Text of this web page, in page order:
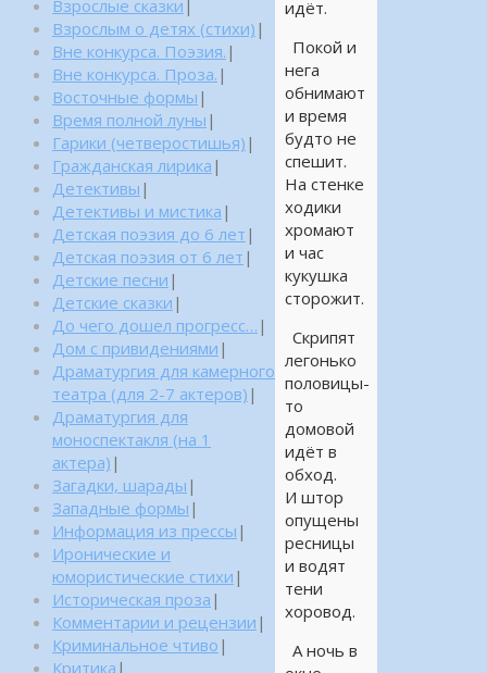
идёт.
Покой и
нега
обнимают
и время
будто не
спешит.
На стенке
ходики
хромают
и час
кукушка
сторожит.
Скрипят
легонько
половицы-
то
домовой
идёт в
обход.
И штор
опущены
ресницы
и водят
тени
хоровод.
А ночь в
Взрослые сказки |
Взрослым о детях (стихи) |
Вне конкурса. Поэзия. |
Вне конкурса. Проза. |
Восточные формы |
Время полной луны |
Гарики (четверостишья) |
Гражданская лирика |
Детективы |
Детективы и мистика |
Детская поэзия до 6 лет |
Детская поэзия от 6 лет |
Детские песни |
Детские сказки |
До чего дошел прогресс… |
Дом с привидениями |
Драматургия для камерного
театра (для 2-7 актеров) |
Драматургия для
моноспектакля (на 1
актера) |
Загадки, шарады |
Западные формы |
Информация из прессы |
Иронические и
юмористические стихи |
Историческая проза |
Комментарии и рецензии |
Криминальное чтиво |
Критика |